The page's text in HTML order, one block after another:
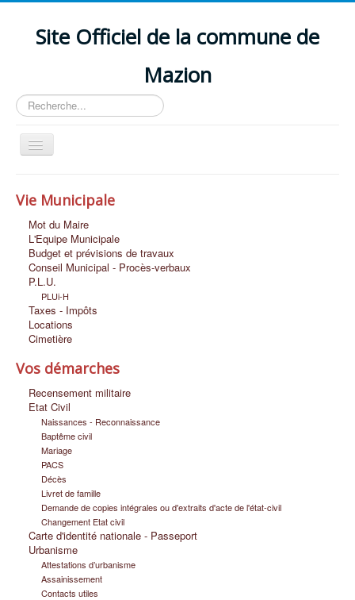
Site Officiel de la commune de
Mazion
Rechercher
Basculer
la
Découvrir MAZION
Vie Scolaire et Petite Enfance
Vie Economique
Vie Associative et Loisirs
Vie Sociale
Nous Contacter
Infos pratiques
Vie Municipale
Mot du Maire
L'Equipe Municipale
Budget et prévisions de travaux
Conseil Municipal - Procès-verbaux
P.L.U.
PLUi-H
Taxes - Impôts
Locations
Cimetière
Vos démarches
Recensement militaire
Etat Civil
Naissances - Reconnaissance
Baptême civil
Mariage
PACS
Décès
Livret de famille
Demande de copies intégrales ou d'extraits d'acte de l'état-civil
Changement Etat civil
Carte d'identité nationale - Passeport
Urbanisme
Attestations d’urbanisme
Assainissement
Contacts utiles